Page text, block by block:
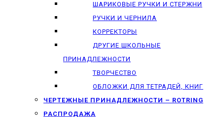
ШАРИКОВЫЕ РУЧКИ И СТЕРЖНИ
РУЧКИ И ЧЕРНИЛА
КОРРЕКТОРЫ
ДРУГИЕ ШКОЛЬНЫЕ
ПРИНАДЛЕЖНОСТИ
ТВОРЧЕСТВО
ОБЛОЖКИ ДЛЯ ТЕТРАДЕЙ, КНИГ
ЧЕРТЕЖНЫЕ ПРИНАДЛЕЖНОСТИ – ROTRING
РАСПРОДАЖА